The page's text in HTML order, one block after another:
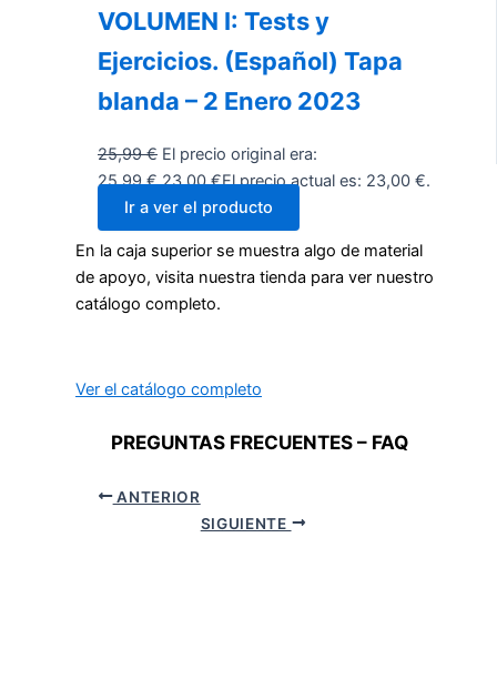
VOLUMEN I: Tests y
Ejercicios. (Español) Tapa
blanda – 2 Enero 2023
25,99€ El precio original era:
25,99 €.23,00€El precio actual es: 23,00 €.
Ir a ver el producto
En la caja superior se muestra algo de material
de apoyo, visita nuestra tienda para ver nuestro
catálogo completo.
Ver el catálogo completo
PREGUNTAS FRECUENTES – FAQ
ANTERIOR
SIGUIENTE